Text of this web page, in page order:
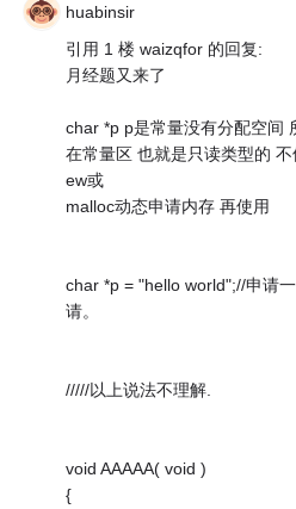
huabinsir
引用 1 楼 waizqfor 的回复:
月经题又来了
char *p p是常量没有分配空间
在常量区 也就是只读类型的
ew或
malloc动态申请内存 再使用
char *p = "hello world";//申请
请。
/////以上说法不理解.
void AAAAA( void )
{